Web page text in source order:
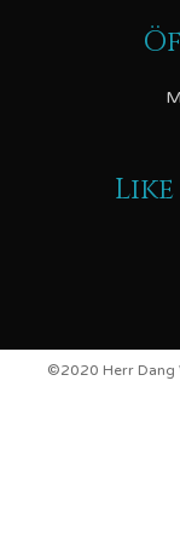
©2020 Herr Dang